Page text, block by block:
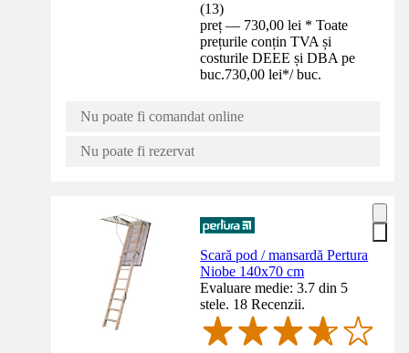
(13)
preț — 730,00 lei * Toate
prețurile conțin TVA și
costurile DEEE și DBA pe
buc.730,00 lei*/ buc.
Nu poate fi comandat online
Nu poate fi rezervat
Scară pod / mansardă Pertura
Niobe 140x70 cm
Evaluare medie: 3.7 din 5
stele. 18 Recenzii.